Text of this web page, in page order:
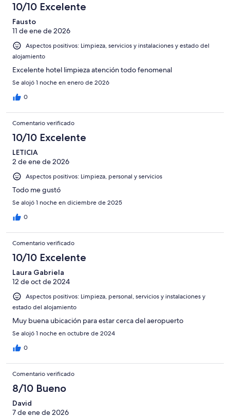
10/10 Excelente
Fausto
11 de ene de 2026
Aspectos positivos: Limpieza, servicios y instalaciones y estado del
alojamiento
Excelente hotel limpieza atención todo fenomenal
Se alojó 1 noche en enero de 2026
0
Comentario verificado
10/10 Excelente
LETICIA
2 de ene de 2026
Aspectos positivos: Limpieza, personal y servicios
Todo me gustó
Se alojó 1 noche en diciembre de 2025
0
Comentario verificado
10/10 Excelente
Laura Gabriela
12 de oct de 2024
Aspectos positivos: Limpieza, personal, servicios y instalaciones y
estado del alojamiento
Muy buena ubicación para estar cerca del aeropuerto
Se alojó 1 noche en octubre de 2024
0
Comentario verificado
8/10 Bueno
David
7 de ene de 2026